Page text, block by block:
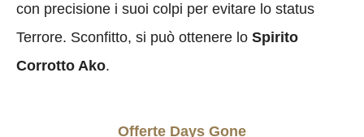
con precisione i suoi colpi per evitare lo status
Terrore. Sconfitto, si può ottenere lo Spirito
Corrotto Ako.
Offerte Days Gone